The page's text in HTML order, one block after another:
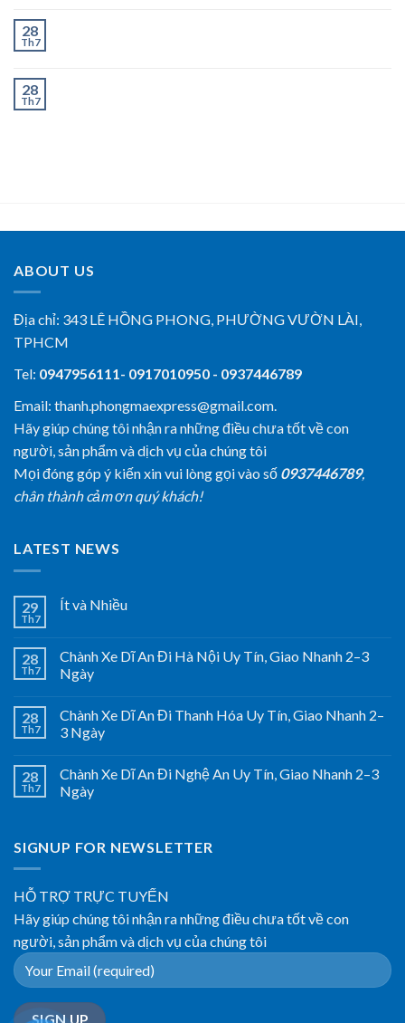
28
Th7
28
Th7
ABOUT US
Địa chỉ: 343 LÊ HỒNG PHONG, PHƯỜNG VƯỜN LÀI,
TPHCM
Tel: 0947956111- 0917010950 - 0937446789
Email: thanh.phongmaexpress@gmail.com.
Hãy giúp chúng tôi nhận ra những điều chưa tốt về con
người, sản phẩm và dịch vụ của chúng tôi
Mọi đóng góp ý kiến xin vui lòng gọi vào số 0937446789,
chân thành cảm ơn quý khách!
LATEST NEWS
29
Th7
Ít và Nhiều
28
Th7
Chành Xe Dĩ An Đi Hà Nội Uy Tín, Giao Nhanh 2–3
Ngày
28
Th7
Chành Xe Dĩ An Đi Thanh Hóa Uy Tín, Giao Nhanh 2–
3 Ngày
28
Th7
Chành Xe Dĩ An Đi Nghệ An Uy Tín, Giao Nhanh 2–3
Ngày
SIGNUP FOR NEWSLETTER
HỖ TRỢ TRỰC TUYẾN
Hãy giúp chúng tôi nhận ra những điều chưa tốt về con
người, sản phẩm và dịch vụ của chúng tôi